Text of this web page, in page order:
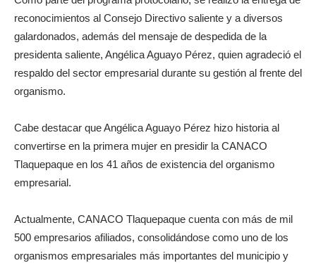
reconocimientos al Consejo Directivo saliente y a diversos
galardonados, además del mensaje de despedida de la
presidenta saliente, Angélica Aguayo Pérez, quien agradeció el
respaldo del sector empresarial durante su gestión al frente del
organismo.
Cabe destacar que Angélica Aguayo Pérez hizo historia al
convertirse en la primera mujer en presidir la CANACO
Tlaquepaque en los 41 años de existencia del organismo
empresarial.
Actualmente, CANACO Tlaquepaque cuenta con más de mil
500 empresarios afiliados, consolidándose como uno de los
organismos empresariales más importantes del municipio y